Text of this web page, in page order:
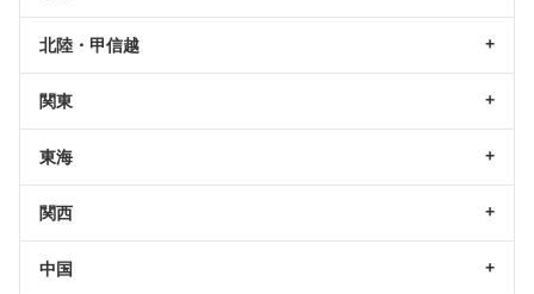
北陸・甲信越
関東
東海
関西
中国